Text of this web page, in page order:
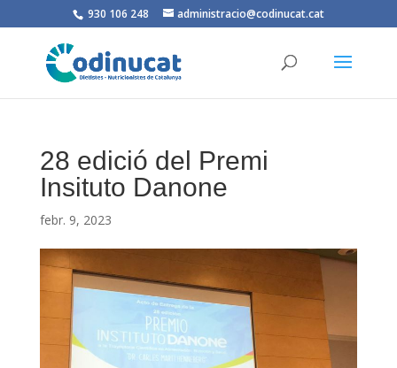
930 106 248 administracio@codinucat.cat
28 edició del Premi
Insituto Danone
febr. 9, 2023